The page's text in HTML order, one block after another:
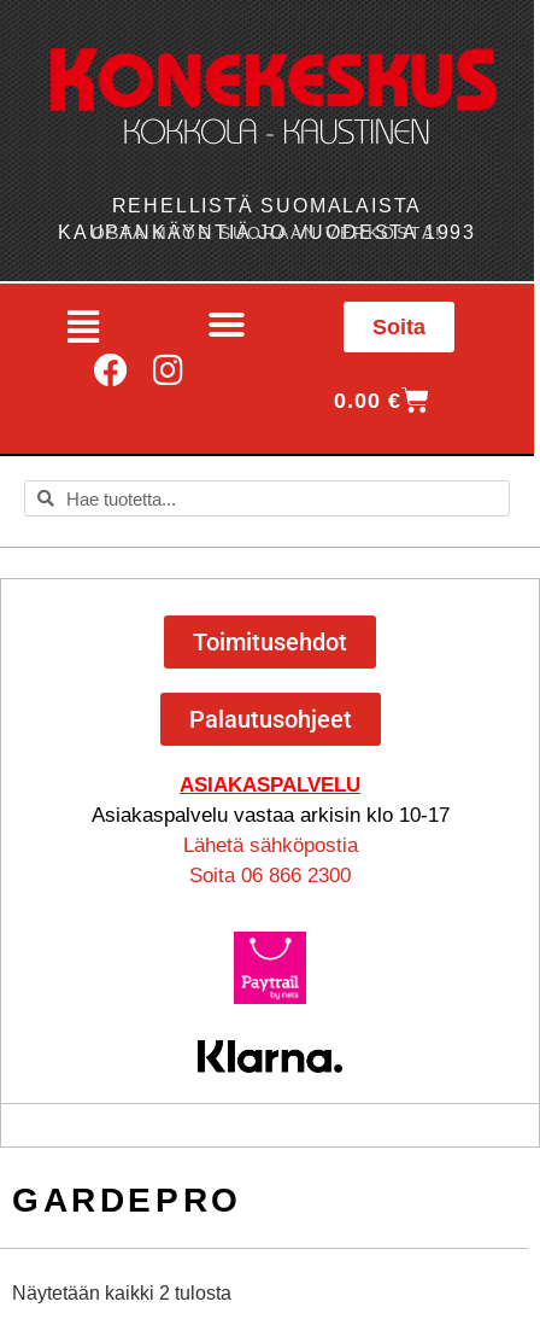
REHELLISTÄ SUOMALAISTA
KAUPANKÄYNTIÄ JO VUODESTA 1993
OSTA MYÖS SUORAAN VERKOSTA!
Soita
0.00€
Toimitusehdot
Palautusohjeet
ASIAKASPALVELU
Asiakaspalvelu vastaa arkisin klo 10-17
Lähetä sähköpostia
Soita 06 866 2300
GARDEPRO
Näytetään kaikki 2 tulosta